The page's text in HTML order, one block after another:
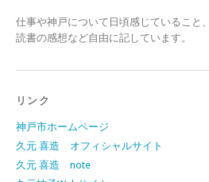
仕事や神戸について日頃感じていること、
読書の感想など自由に記しています。
リンク
神戸市ホームページ
久元 喜造 オフィシャルサイト
久元 喜造 note